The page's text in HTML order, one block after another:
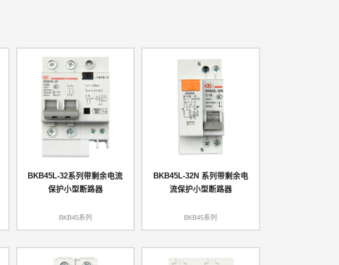
BKB45L-32系列带剩余电流
保护小型断路器
BKB45系列
BKB45L-32N 系列带剩余电
流保护小型断路器
BKB45系列